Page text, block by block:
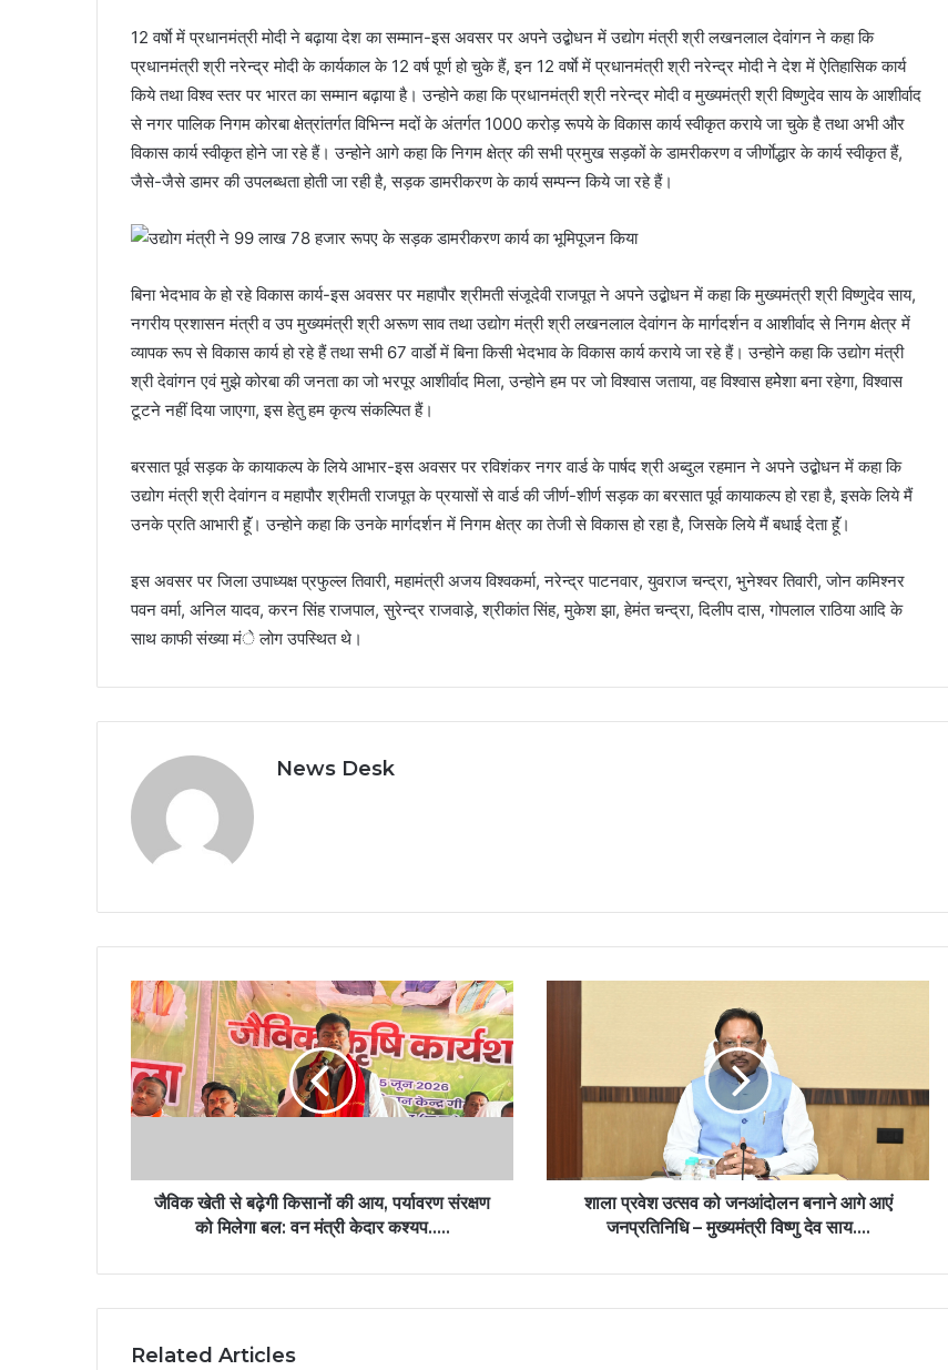
12 वर्षाे में प्रधानमंत्री मोदी ने बढ़ाया देश का सम्मान-इस अवसर पर अपने उद्बोधन में उद्योग मंत्री श्री लखनलाल देवांगन ने कहा कि
प्रधानमंत्री श्री नरेन्द्र मोदी के कार्यकाल के 12 वर्ष पूर्ण हो चुके हैं, इन 12 वर्षाे में प्रधानमंत्री श्री नरेन्द्र मोदी ने देश में ऐतिहासिक कार्य
किये तथा विश्व स्तर पर भारत का सम्मान बढ़ाया है। उन्होने कहा कि प्रधानमंत्री श्री नरेन्द्र मोदी व मुख्यमंत्री श्री विष्णुदेव साय के आशीर्वाद
से नगर पालिक निगम कोरबा क्षेत्रांतर्गत विभिन्न मदों के अंतर्गत 1000 करोड़ रूपये के विकास कार्य स्वीकृत कराये जा चुके है तथा अभी और
विकास कार्य स्वीकृत होने जा रहे हैं। उन्होने आगे कहा कि निगम क्षेत्र की सभी प्रमुख सड़कों के डामरीकरण व जीर्णाेद्धार के कार्य स्वीकृत हैं,
जैसे-जैसे डामर की उपलब्धता होती जा रही है, सड़क डामरीकरण के कार्य सम्पन्न किये जा रहे हैं।
बिना भेदभाव के हो रहे विकास कार्य-इस अवसर पर महापौर श्रीमती संजूदेवी राजपूत ने अपने उद्बोधन में कहा कि मुख्यमंत्री श्री विष्णुदेव साय,
नगरीय प्रशासन मंत्री व उप मुख्यमंत्री श्री अरूण साव तथा उद्योग मंत्री श्री लखनलाल देवांगन के मार्गदर्शन व आशीर्वाद से निगम क्षेत्र में
व्यापक रूप से विकास कार्य हो रहे हैं तथा सभी 67 वार्डाे में बिना किसी भेदभाव के विकास कार्य कराये जा रहे हैं। उन्होने कहा कि उद्योग मंत्री
श्री देवांगन एवं मुझे कोरबा की जनता का जो भरपूर आशीर्वाद मिला, उन्होने हम पर जो विश्वास जताया, वह विश्वास हमेेशा बना रहेगा, विश्वास
टूटने नहीं दिया जाएगा, इस हेतु हम कृत्य संकल्पित हैं।
बरसात पूर्व सड़क के कायाकल्प के लिये आभार-इस अवसर पर रविशंकर नगर वार्ड के पार्षद श्री अब्दुल रहमान ने अपने उद्बोधन में कहा कि
उद्योग मंत्री श्री देवांगन व महापौर श्रीमती राजपूत के प्रयासों से वार्ड की जीर्ण-शीर्ण सड़क का बरसात पूर्व कायाकल्प हो रहा है, इसके लिये मैं
उनके प्रति आभारी हूॅं। उन्होने कहा कि उनके मार्गदर्शन में निगम क्षेत्र का तेजी से विकास हो रहा है, जिसके लिये मैं बधाई देता हूॅं।
इस अवसर पर जिला उपाध्यक्ष प्रफुल्ल तिवारी, महामंत्री अजय विश्वकर्मा, नरेन्द्र पाटनवार, युवराज चन्द्रा, भुनेश्वर तिवारी, जोन कमिश्नर
पवन वर्मा, अनिल यादव, करन सिंह राजपाल, सुरेन्द्र राजवाडे़, श्रीकांत सिंह, मुकेश झा, हेमंत चन्द्रा, दिलीप दास, गोपलाल राठिया आदि के
साथ काफी संख्या मंे लोग उपस्थित थे।
News Desk
जैविक खेती से बढ़ेगी किसानों की आय, पर्यावरण संरक्षण
को मिलेगा बल: वन मंत्री केदार कश्यप…..
शाला प्रवेश उत्सव को जनआंदोलन बनाने आगे आएं
जनप्रतिनिधि – मुख्यमंत्री विष्णु देव साय….
Related Articles